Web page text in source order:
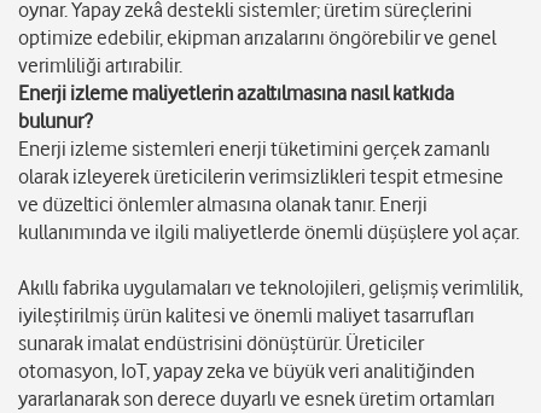
oynar. Yapay zekâ destekli sistemler; üretim süreçlerini
optimize edebilir, ekipman arızalarını öngörebilir ve genel
verimliliği artırabilir.
Enerji izleme maliyetlerin azaltılmasına nasıl katkıda
bulunur?
Enerji izleme sistemleri enerji tüketimini gerçek zamanlı
olarak izleyerek üreticilerin verimsizlikleri tespit etmesine
ve düzeltici önlemler almasına olanak tanır. Enerji
kullanımında ve ilgili maliyetlerde önemli düşüşlere yol açar.
Akıllı fabrika uygulamaları ve teknolojileri, gelişmiş verimlilik,
iyileştirilmiş ürün kalitesi ve önemli maliyet tasarrufları
sunarak imalat endüstrisini dönüştürür. Üreticiler
otomasyon, IoT, yapay zeka ve büyük veri analitiğinden
yararlanarak son derece duyarlı ve esnek üretim ortamları